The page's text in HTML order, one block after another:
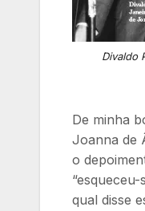
Divaldo
De minha
Joanna de
o
qual disse